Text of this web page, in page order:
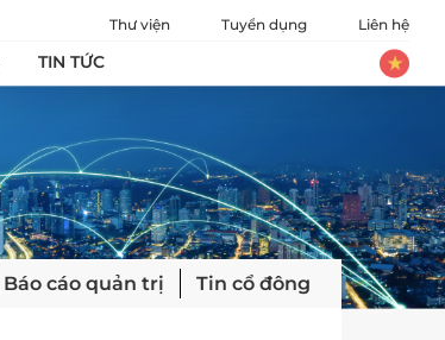
Thư viện Tuyển dụng Liên hệ
TIN TỨC
Báo cáo quản trị Tin cổ đông